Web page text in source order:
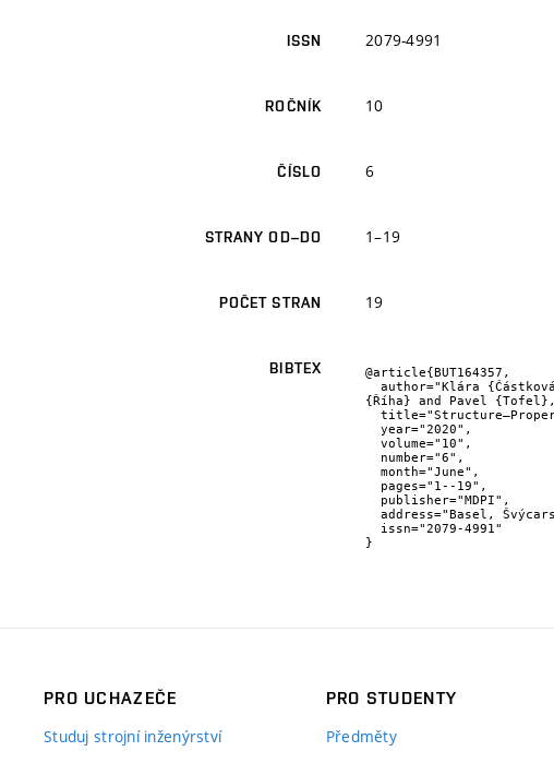
ISSN 2079-4991
ROČNÍK 10
ČÍSLO 6
STRANY OD–DO 1–19
POČET STRAN 19
BIBTEX
@article{BUT164357,
{Říha} and Pavel {Tofel},
}
PRO UCHAZEČE
Studuj strojní inženýrství
PRO STUDENTY
Předměty